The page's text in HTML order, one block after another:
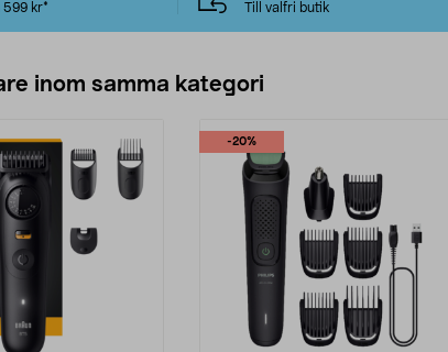
599 kr*
Till valfri butik
inom samma kategori
-20%